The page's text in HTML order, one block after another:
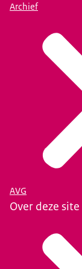
Archief
AVG
Over deze site